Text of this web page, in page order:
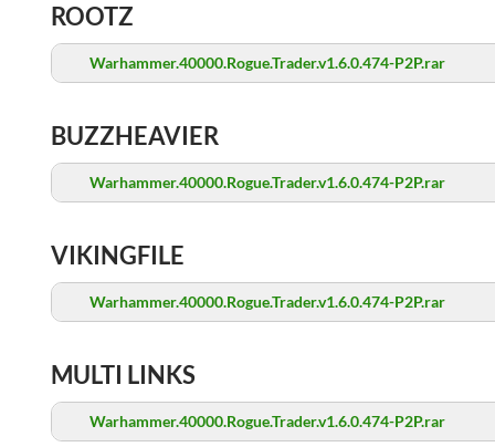
ROOTZ
Warhammer.40000.Rogue.Trader.v1.6.0.474-P2P.rar
BUZZHEAVIER
Warhammer.40000.Rogue.Trader.v1.6.0.474-P2P.rar
VIKINGFILE
Warhammer.40000.Rogue.Trader.v1.6.0.474-P2P.rar
MULTI LINKS
Warhammer.40000.Rogue.Trader.v1.6.0.474-P2P.rar